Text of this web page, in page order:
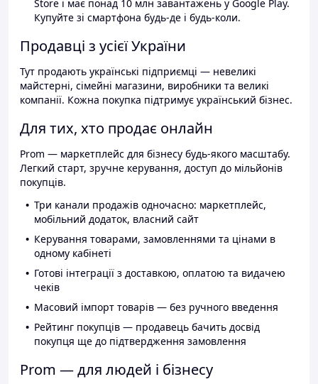
Store і має понад 10 млн завантажень у Google Play.
Купуйте зі смартфона будь-де і будь-коли.
Продавці з усієї України
Тут продають українські підприємці — невеликі
майстерні, сімейні магазини, виробники та великі
компанії. Кожна покупка підтримує український бізнес.
Для тих, хто продає онлайн
Prom — маркетплейс для бізнесу будь-якого масштабу.
Легкий старт, зручне керування, доступ до мільйонів
покупців.
Три канали продажів одночасно: маркетплейс,
мобільний додаток, власний сайт
Керування товарами, замовленнями та цінами в
одному кабінеті
Готові інтеграції з доставкою, оплатою та видачею
чеків
Масовий імпорт товарів — без ручного введення
Рейтинг покупців — продавець бачить досвід
покупця ще до підтвердження замовлення
Prom — для людей і бізнесу